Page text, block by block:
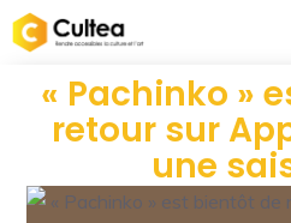
« Pachinko »
retour sur
une